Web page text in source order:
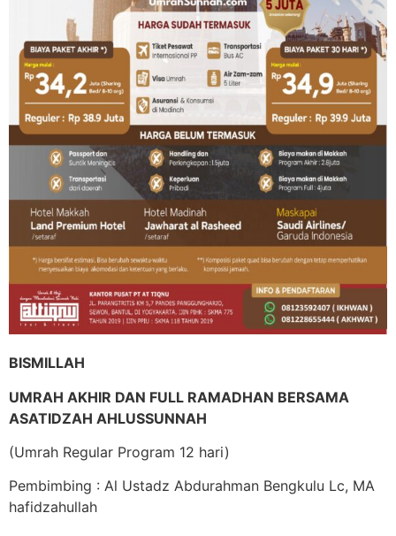
BISMILLAH
UMRAH AKHIR DAN FULL RAMADHAN BERSAMA
ASATIDZAH AHLUSSUNNAH
(Umrah Regular Program 12 hari)
Pembimbing : Al Ustadz Abdurahman Bengkulu Lc, MA
hafidzahullah